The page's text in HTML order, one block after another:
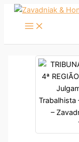
conteúdo